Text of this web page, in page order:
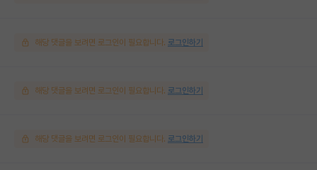
해당 댓글을 보려면 로그인이 필요합니다. 로그인하기
해당 댓글을 보려면 로그인이 필요합니다. 로그인하기
해당 댓글을 보려면 로그인이 필요합니다. 로그인하기